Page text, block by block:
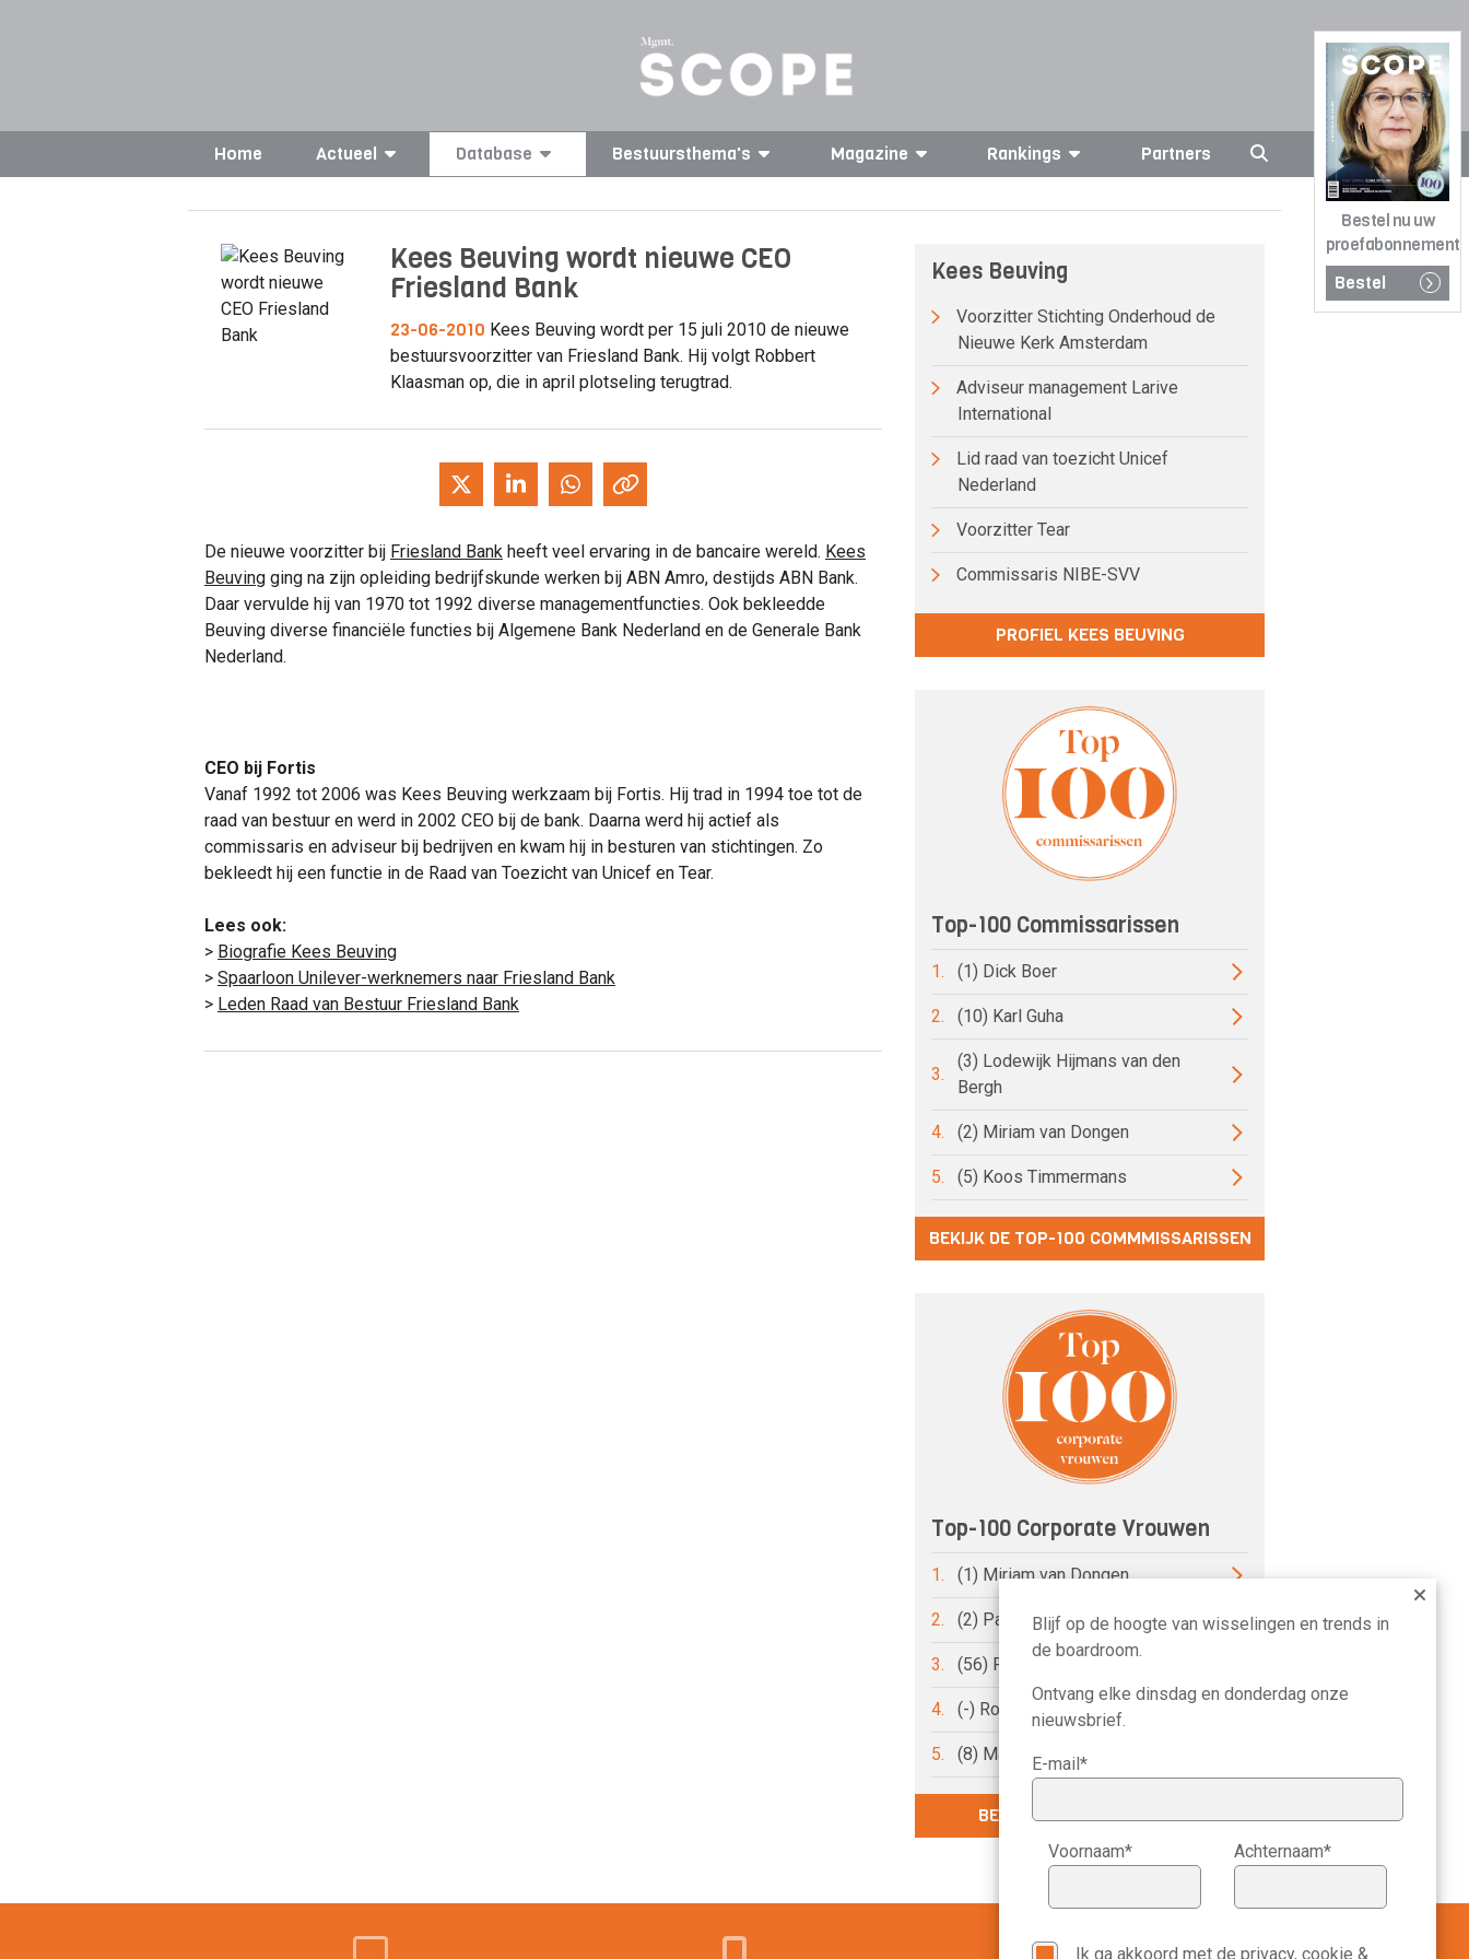
Bestel nu uw
proefabonnement
Bestel
Home Actueel Database Bestuursthema's Magazine Rankings Partners
Kees Beuving wordt nieuwe CEO
Friesland Bank
23-06-2010 Kees Beuving wordt per 15 juli 2010 de nieuwe
bestuursvoorzitter van Friesland Bank. Hij volgt Robbert
Klaasman op, die in april plotseling terugtrad.
De nieuwe voorzitter bij Friesland Bank heeft veel ervaring in de bancaire wereld. Kees
Beuving ging na zijn opleiding bedrijfskunde werken bij ABN Amro, destijds ABN Bank.
Daar vervulde hij van 1970 tot 1992 diverse managementfuncties. Ook bekleedde
Beuving diverse financiële functies bij Algemene Bank Nederland en de Generale Bank
Nederland.
CEO bij Fortis
Vanaf 1992 tot 2006 was Kees Beuving werkzaam bij Fortis. Hij trad in 1994 toe tot de
raad van bestuur en werd in 2002 CEO bij de bank. Daarna werd hij actief als
commissaris en adviseur bij bedrijven en kwam hij in besturen van stichtingen. Zo
bekleedt hij een functie in de Raad van Toezicht van Unicef en Tear.
Lees ook:
> Biografie Kees Beuving
> Spaarloon Unilever-werknemers naar Friesland Bank
> Leden Raad van Bestuur Friesland Bank
Kees Beuving
Voorzitter Stichting Onderhoud de
Nieuwe Kerk Amsterdam
Adviseur management Larive
International
Lid raad van toezicht Unicef
Nederland
Voorzitter Tear
Commissaris NIBE-SVV
PROFIEL KEES BEUVING
Top-100 Commissarissen
1. (1) Dick Boer
2. (10) Karl Guha
3.
(3) Lodewijk Hijmans van den
Bergh
4. (2) Miriam van Dongen
5. (5) Koos Timmermans
BEKIJK DE TOP-100 COMMMISSARISSEN
Top-100 Corporate Vrouwen
1. (1) Miriam van Dongen
2. (2) Pauline van der Meer Mohr
3. (56) Petri Hofsté
4. (-) Roelien Ritsema van Eck
5. (8) Marike Bonhof
BEKIJK DE VOLLEDIGE LIJST
Blijf op de hoogte van wisselingen en trends in
de boardroom.
Ontvang elke dinsdag en donderdag onze
nieuwsbrief.
E-mail*
Voornaam* Achternaam*
Ik ga akkoord met de privacy, cookie &